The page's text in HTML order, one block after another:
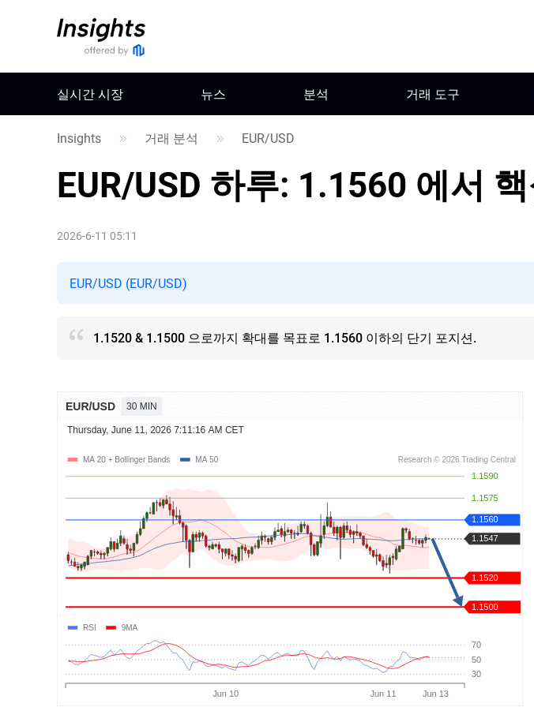
실시간 시장 뉴스 분석 거래 도구
Insights 거래 분석 EUR/USD
EUR/USD 하루: 1.1560 에서
2026-6-11 05:11
EUR/USD (EUR/USD)
1.1520 & 1.1500 으로까지 확대를 목표로 1.1560 이하의 단기 포지션.